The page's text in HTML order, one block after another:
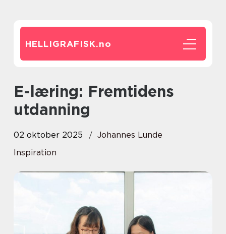
HELLIGRAFISK.no
E-læring: Fremtidens
utdanning
02 oktober 2025
Johannes Lunde
Inspiration